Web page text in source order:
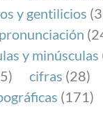
y gentilicios
y minúsculas
cifras (28)
(171)